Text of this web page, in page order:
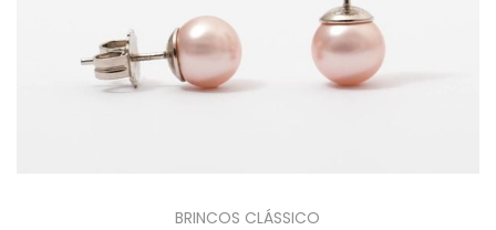
BRINCOS CLÁSSICO